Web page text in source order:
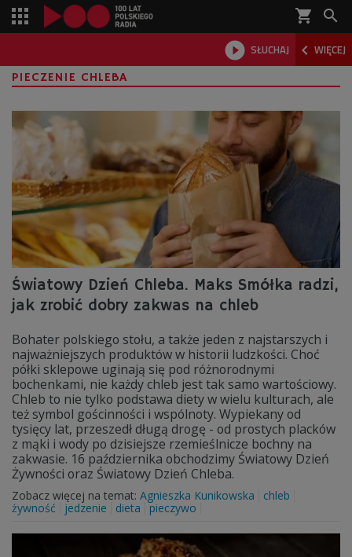
shopping_cart 
 SŁUCHAJ  WIĘCEJ

PIECZENIE CHLEBA
Światowy Dzień Chleba. Maks Smółka radzi,
jak zrobić dobry zakwas na chleb
Bohater polskiego stołu, a także jeden z najstarszych i
najważniejszych produktów w historii ludzkości. Choć
półki sklepowe uginają się pod różnorodnymi
bochenkami, nie każdy chleb jest tak samo wartościowy.
Chleb to nie tylko podstawa diety w wielu kulturach, ale
też symbol gościnności i wspólnoty. Wypiekany od
tysięcy lat, przeszedł długą drogę - od prostych placków
z mąki i wody po dzisiejsze rzemieślnicze bochny na
zakwasie. 16 października obchodzimy Światowy Dzień
Żywności oraz Światowy Dzień Chleba.
Zobacz więcej na temat: Agnieszka Kunikowska
chleb
żywność
jedzenie dieta pieczywo